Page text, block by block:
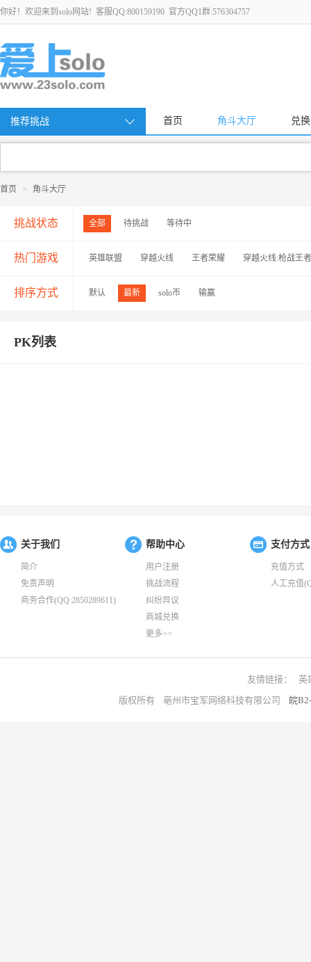
你好！欢迎来到solo网站! 客服QQ:800159190 官方QQ1群:576304757
推荐挑战 首页 角斗大厅 兑
首页 > 角斗大厅
挑战状态 全部 待挑战 等待中
热门游戏 英雄联盟 穿越火线 王者荣耀 穿越火线:枪战王者
排序方式 默认 最新 solo币 输赢
PK列表
关于我们
简介
免责声明
商务合作(QQ:2850289611)
帮助中心
用户注册
挑战流程
纠纷异议
商城兑换
更多>>
支付方式
充值方式
人工充值
友情链接：
英
版权所有 亳州市宝军网络科技有限公司 皖